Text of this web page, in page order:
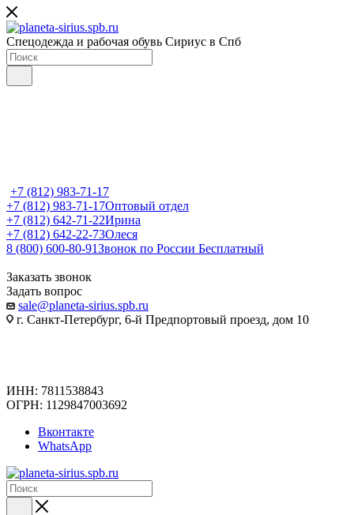
Спецодежда и рабочая обувь Сириус в Спб
+7 (812) 983-71-17
+7 (812) 983-71-17Оптовый отдел
+7 (812) 642-71-22Ирина
+7 (812) 642-22-73Олеся
8 (800) 600-80-91Звонок по России Бесплатный
Заказать звонок
Задать вопрос
sale@planeta-sirius.spb.ru
г. Санкт-Петербург, 6-й Предпортовый проезд, дом 10
ИНН: 7811538843
ОГРН: 1129847003692
Вконтакте
WhatsApp